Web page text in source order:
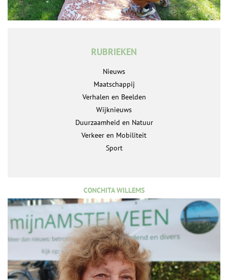
RUBRIEKEN
Nieuws
Maatschappij
Verhalen en Beelden
Wijknieuws
Duurzaamheid en Natuur
Verkeer en Mobiliteit
Sport
CONCHITA WILLEMS